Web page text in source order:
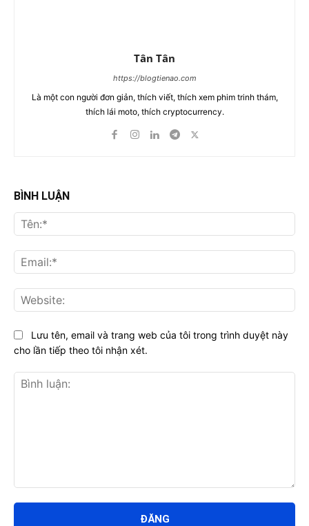
Tân Tân
https://blogtienao.com
Là một con người đơn giản, thích viết, thích xem phim trinh thám,
thích lái moto, thích cryptocurrency.
BÌNH LUẬN
luận:
Lưu tên, email và trang web của tôi trong trình duyệt này
cho lần tiếp theo tôi nhận xét.